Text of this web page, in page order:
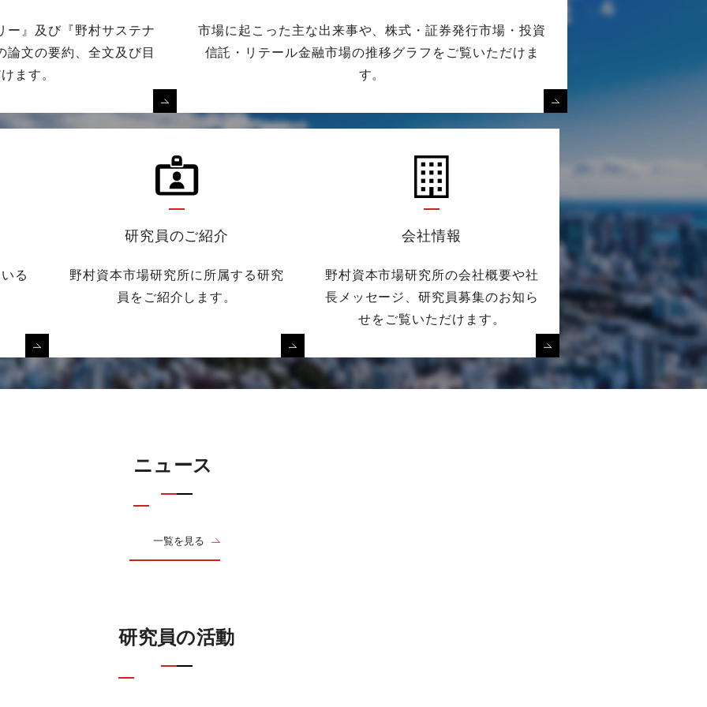
ー』及び『野村サステナ
論文の要約、全文及び目
ます。
市場に起こった主な出来事や、株式・証券発行市場・投資
信託・リテール金融市場の推移グラフをご覧いただけま
す。
る
研究員のご紹介
野村資本市場研究所に所属する研究
員をご紹介します。
会社情報
野村資本市場研究所の会社概要や社
長メッセージ、研究員募集のお知ら
せをご覧いただけます。
ニュース
一覧を見る
研究員の活動